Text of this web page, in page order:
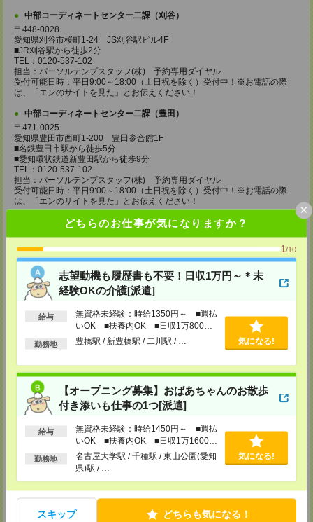
どちらのお仕事が気になりますか？
1/10
志望動機も履歴書も不要！日収1万円～＊未
経験OKの介護[派遣]
給与
無資格未経験：時給1350円～ ■週払
いOK ■扶養内OK ■日収1万800円
以上
勤務地 豊橋駅 / 新豊橋駅 / 二川駅 / … 気になる!
【オープニング募集】おばあちゃんのお散歩
付き添いも仕事の1つ[派遣]
給与
無資格未経験：時給1450円～ ■週払
いOK ■扶養内OK ■日収1万1600円
以上
勤務地
名古屋大学駅 / 千種駅 / 東山公園(愛知
県)駅 / …
気になる!
スキップ どちらも気になる！
×
中部コーディネートセンター二課（刈谷）
〒448-0028
愛知県刈谷市桜町1-24 JS刈谷駅ビル4F
■JR刈谷駅から徒歩2分
TEL：0120-537-102
担当：パーソルテンプスタッフ(株) 予約専用ダイヤル
受付可能日時：平日9:00～18:00（土日祝を除く）受付中！※お電話の際
は、「エンのサイトを見た」とお伝えください！
中部コーディネートセンター二課（豊田）
〒471-0025
愛知県豊田市西町1-200 豊田参合館1F
■名鉄豊田市駅から徒歩5分
■愛知環状鉄道新豊田駅から徒歩9分
TEL：0120-537-102
担当：パーソルテンプスタッフ(株) 予約専用ダイヤル
受付可能日時：平日9:00～18:00（土日祝を除く）受付中！※お電話の際
は、「エンのサイトを見た」とお伝えください！
中部コーディネートセンター二課（豊橋）
〒440-0076
愛知県豊橋市大橋通1-68 静銀ニッセイ豊橋ビル5F
■JR豊橋駅から徒歩3分
TEL：0120-537-102
担当：パーソルテンプスタッフ(株) 予約専用ダイヤル
受付可能日時：平日9:00～18:00（土日祝を除く）受付中！※お電話の際
は、「エンのサイトを見た」とお伝えください！
中部コーディネートセンター二課（岡崎）
〒444-0043 愛知県 岡崎市唐沢町11-5 第一生命・三井住友海上岡崎ビル
TEL：0120-537-102
担当：パーソルテンプスタッフ(株) 予約専用ダイヤル
受付可能日時：平日9:00～18:00（土日祝を除く）受付中！※お電話の際
は、「エンのサイトを見た」とお伝えください！
静岡コーディネートセンター（浜松）
〒436-0056
浜松市中区板屋町111-2 浜松アクトタワー11F
■JR浜松駅から徒歩5分
TEL：0120-537-102
担当：パーソルテンプスタッフ(株) 予約専用ダイヤル
静岡コーディネートセンター（静岡）